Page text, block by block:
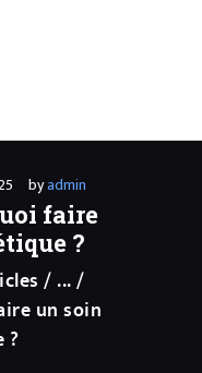
byadmin
faire
?
...
un soin
?